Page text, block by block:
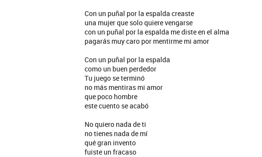
Con un puñal por la espalda creaste
una mujer que solo quiere vengarse
con un puñal por la espalda me diste en el alma
pagarás muy caro por mentirme mi amor
Con un puñal por la espalda
como un buen perdedor
Tu juego se terminó
no más mentiras mi amor
que poco hombre
este cuento se acabó
No quiero nada de ti
no tienes nada de mí
qué gran invento
fuiste un fracaso